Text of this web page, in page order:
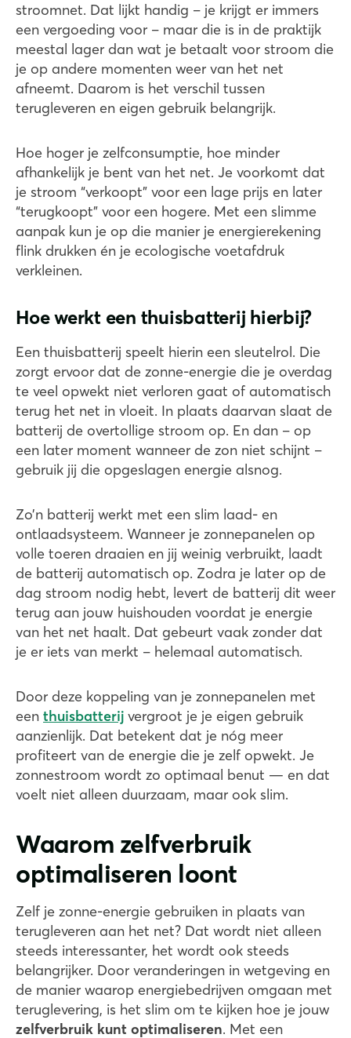
stroomnet. Dat lijkt handig – je krijgt er immers
een vergoeding voor – maar die is in de praktijk
meestal lager dan wat je betaalt voor stroom die
je op andere momenten weer van het net
afneemt. Daarom is het verschil tussen
terugleveren en eigen gebruik belangrijk.
Hoe hoger je zelfconsumptie, hoe minder
afhankelijk je bent van het net. Je voorkomt dat
je stroom “verkoopt” voor een lage prijs en later
“terugkoopt” voor een hogere. Met een slimme
aanpak kun je op die manier je energierekening
flink drukken én je ecologische voetafdruk
verkleinen.
Hoe werkt een thuisbatterij hierbij?
Een thuisbatterij speelt hierin een sleutelrol. Die
zorgt ervoor dat de zonne-energie die je overdag
te veel opwekt niet verloren gaat of automatisch
terug het net in vloeit. In plaats daarvan slaat de
batterij de overtollige stroom op. En dan – op
een later moment wanneer de zon niet schijnt –
gebruik jij die opgeslagen energie alsnog.
Zo’n batterij werkt met een slim laad- en
ontlaadsysteem. Wanneer je zonnepanelen op
volle toeren draaien en jij weinig verbruikt, laadt
de batterij automatisch op. Zodra je later op de
dag stroom nodig hebt, levert de batterij dit weer
terug aan jouw huishouden voordat je energie
van het net haalt. Dat gebeurt vaak zonder dat
je er iets van merkt – helemaal automatisch.
Door deze koppeling van je zonnepanelen met
een thuisbatterij vergroot je je eigen gebruik
aanzienlijk. Dat betekent dat je nóg meer
profiteert van de energie die je zelf opwekt. Je
zonnestroom wordt zo optimaal benut — en dat
voelt niet alleen duurzaam, maar ook slim.
Waarom zelfverbruik
optimaliseren loont
Zelf je zonne-energie gebruiken in plaats van
terugleveren aan het net? Dat wordt niet alleen
steeds interessanter, het wordt ook steeds
belangrijker. Door veranderingen in wetgeving en
de manier waarop energiebedrijven omgaan met
teruglevering, is het slim om te kijken hoe je jouw
zelfverbruik kunt optimaliseren. Met een